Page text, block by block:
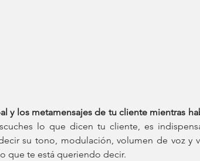
y los metamensajes de tu cliente mientras
lo que dicen tu cliente, es
su tono, modulación, volumen de voz y
que te está queriendo decir.